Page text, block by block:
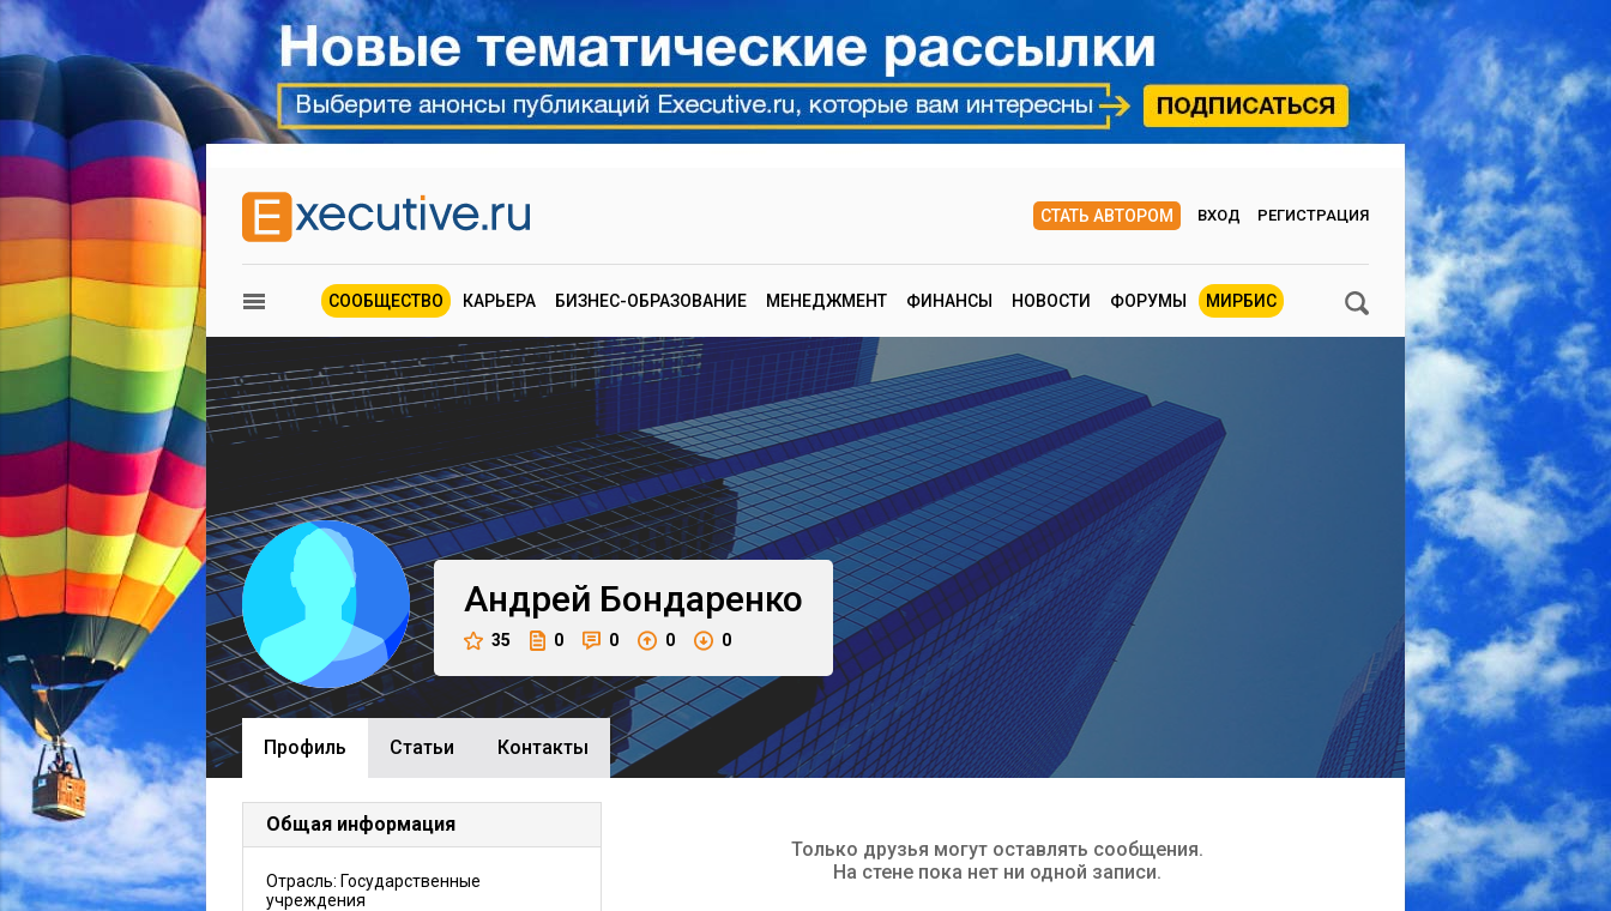
СТАТЬ АВТОРОМ ВХОД РЕГИСТРАЦИЯ
СООБЩЕСТВО КАРЬЕРА БИЗНЕС-ОБРАЗОВАНИЕ МЕНЕДЖМЕНТ ФИНАНСЫ НОВОСТИ ФОРУМЫ МИРБИС
Андрей Бондаренко
35 0 0 0 0
Профиль Cтатьи Контакты
Общая информация
Отрасль: Государственные
учреждения
Только друзья могут оставлять сообщения.
На стене пока нет ни одной записи.